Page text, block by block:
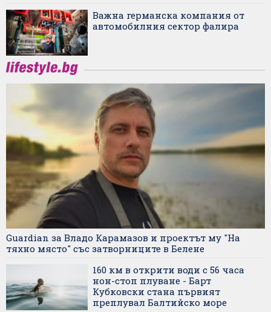
Важна германска компания от
автомобилния сектор фалира
Guardian за Владо Карамазов и проектът му "На
тяхно място" със затворниците в Белене
160 км в открити води с 56 часа
нон-стоп плуване - Барт
Кубковски стана първият
преплувал Балтийско море